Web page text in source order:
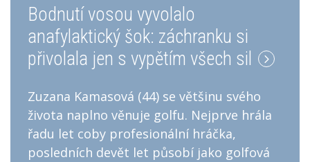
Bodnutí vosou vyvolalo
anafylaktický šok: záchranku si
přivolala jen s vypětím všech sil
Zuzana Kamasová (44) se většinu svého
života naplno věnuje golfu. Nejprve hrála
řadu let coby profesionální hráčka,
posledních devět let působí jako golfová